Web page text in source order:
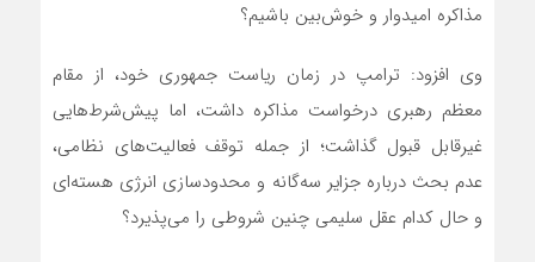
مذاکره امیدوار و خوش‌بین باشیم؟
وی افزود: ترامپ در زمان ریاست جمهوری خود، از مقام
معظم رهبری درخواست مذاکره داشت، اما پیش‌شرط‌هایی
غیرقابل قبول گذاشت؛ از جمله توقف فعالیت‌های نظامی،
عدم بحث درباره جزایر سه‌گانه و محدودسازی انرژی هسته‌ای
و حال کدام عقل سلیمی چنین شروطی را می‌پذیرد؟